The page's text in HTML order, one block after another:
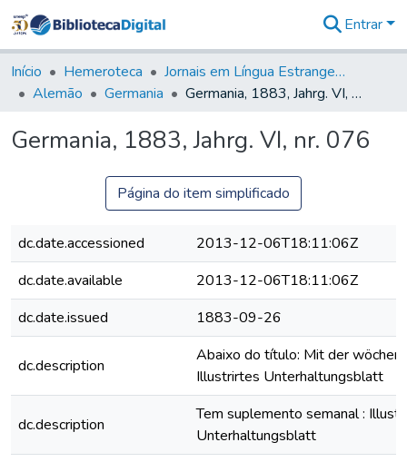
&
Coleções
Tudo na
Digital
Entrar
Início Hemeroteca
Jornais em Língua Estrangeira
Alemão
Germania Germania, 1883, Jahrg. VI, nr. 076
Germania, 1883, Jahrg. VI, nr. 076
Página do item simplificado
dc.date.accessioned
2013-12-06T18:11:06Z
dc.date.available
2013-12-06T18:11:06Z
dc.date.issued
1883-09-26
dc.description
Abaixo do título: Mit der
Illustrirtes Unterhaltungsblatt
dc.description
Tem suplemento semanal :
Unterhaltungsblatt